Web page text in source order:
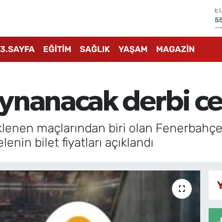
3.SAYFA EĞİTİM SAĞLIK YAŞAM MAGAZİN
derbi
maçlarından biri olan
bilet fiyatları açıklandı